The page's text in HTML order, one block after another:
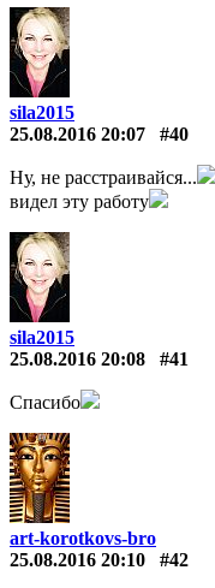
sila2015
25.08.2016 20:07
#40
Ну, не расстраивайся...
видел эту работу
sila2015
25.08.2016 20:08
#41
Спасибо
art-korotkovs-bro
25.08.2016 20:10
#42